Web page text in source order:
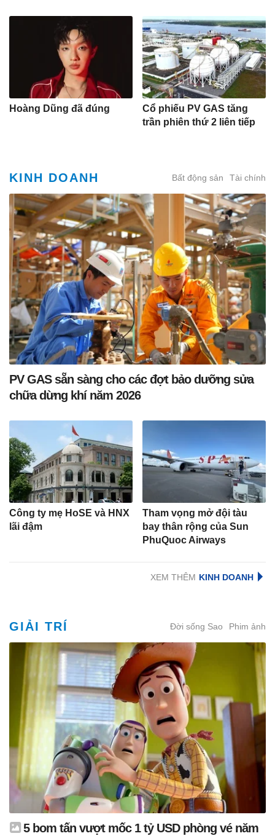
Hoàng Dũng đã đúng
Cổ phiếu PV GAS tăng
trần phiên thứ 2 liên tiếp
KINH DOANH Bất động sản Tài chính
PV GAS sẵn sàng cho các đợt bảo dưỡng sửa
chữa dừng khí năm 2026
Công ty mẹ HoSE và HNX
lãi đậm
Tham vọng mở đội tàu
bay thân rộng của Sun
PhuQuoc Airways
XEM THÊM
GIẢI TRÍ Đời sống Sao Phim ảnh
5 bom tấn vượt mốc 1 tỷ USD phòng vé năm